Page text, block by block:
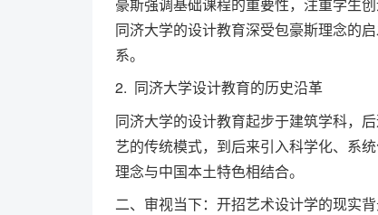
同济大学的设计教育深受包豪斯理念的
系。
2. 同济大学设计教育的历史沿革
同济大学的设计教育起步于建筑学科，
艺的传统模式，到后来引入科学化、系
理念与中国本土特色相结合。
二、审视当下：开招艺术设计学的现实